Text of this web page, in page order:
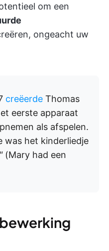
om een
ongeacht uw
creëerde Thomas
eerste apparaat
als afspelen.
was het kinderliedje
(Mary had een